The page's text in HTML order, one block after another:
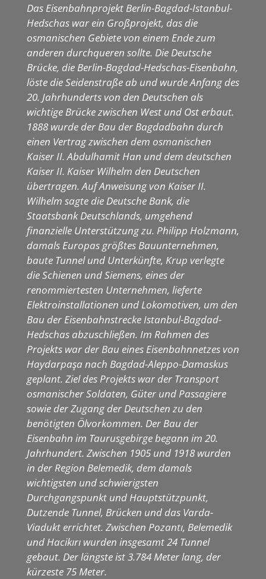
Das Eisenbahnprojekt Berlin-Bagdad-Istanbul-
Hedschas war ein Großprojekt, das die
osmanischen Gebiete von einem Ende zum
anderen durchqueren sollte. Die Deutsche
Brücke, die Berlin-Bagdad-Hedschas-Eisenbahn,
löste die Seidenstraße ab und wurde Anfang des
20. Jahrhunderts von den Deutschen als
wichtige Brücke zwischen West und Ost erbaut.
1888 wurde der Bau der Bagdadbahn durch
einen Vertrag zwischen dem osmanischen
Kaiser II. Abdulhamit Han und dem deutschen
Kaiser II. Kaiser Wilhelm den Deutschen
übertragen. Auf Anweisung von Kaiser II.
Wilhelm sagte die Deutsche Bank, die
Staatsbank Deutschlands, umgehend
finanzielle Unterstützung zu. Philipp Holzmann,
damals Europas größtes Bauunternehmen,
baute Tunnel und Unterkünfte, Krup verlegte
die Schienen und Siemens, eines der
renommiertesten Unternehmen, lieferte
Elektroinstallationen und Lokomotiven, um den
Bau der Eisenbahnstrecke Istanbul-Bagdad-
Hedschas abzuschließen. Im Rahmen des
Projekts war der Bau eines Eisenbahnnetzes von
Haydarpaşa nach Bagdad-Aleppo-Damaskus
geplant. Ziel des Projekts war der Transport
osmanischer Soldaten, Güter und Passagiere
sowie der Zugang der Deutschen zu den
benötigten Ölvorkommen. Der Bau der
Eisenbahn im Taurusgebirge begann im 20.
Jahrhundert. Zwischen 1905 und 1918 wurden
in der Region Belemedik, dem damals
wichtigsten und schwierigsten
Durchgangspunkt und Hauptstützpunkt,
Dutzende Tunnel, Brücken und das Varda-
Viadukt errichtet. Zwischen Pozantı, Belemedik
und Hacikırı wurden insgesamt 24 Tunnel
gebaut. Der längste ist 3.784 Meter lang, der
kürzeste 75 Meter.